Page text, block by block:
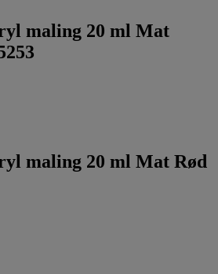
maling 20 ml Mat
maling 20 ml Mat Rød